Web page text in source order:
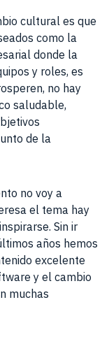
cultural es que
como la
donde la
y roles, es
no hay
saludable,
de la
no voy a
el tema hay
Sin ir
años hemos
excelente
y el cambio
muchas